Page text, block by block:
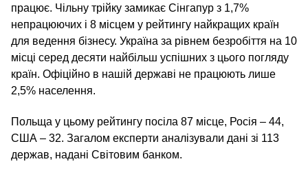
працює. Чільну трійку замикає Сінгапур з 1,7%
непрацюючих і 8 місцем у рейтингу найкращих країн
для ведення бізнесу. Україна за рівнем безробіття на 10
місці серед десяти найбільш успішних з цього погляду
країн. Офіційно в нашій державі не працюють лише
2,5% населення.
Польща у цьому рейтингу посіла 87 місце, Росія – 44,
США – 32. Загалом експерти аналізували дані зі 113
держав, надані Світовим банком.